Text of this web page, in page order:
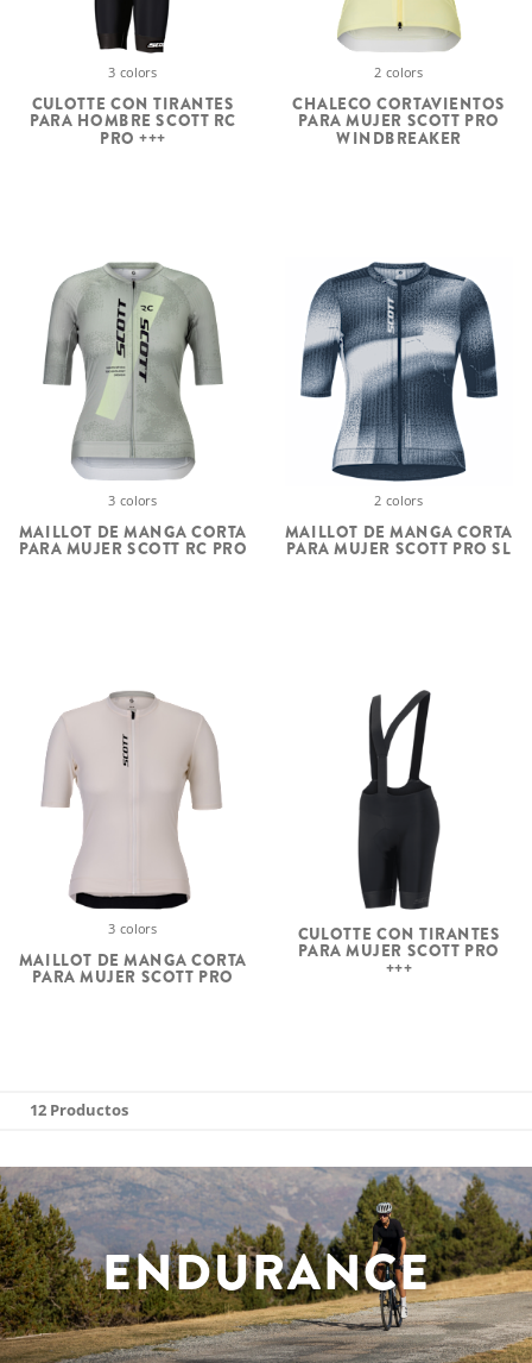
3 colors
CULOTTE CON TIRANTES
PARA HOMBRE SCOTT RC
PRO +++
2 colors
CHALECO CORTAVIENTOS
PARA MUJER SCOTT PRO
WINDBREAKER
3 colors
MAILLOT DE MANGA CORTA
PARA MUJER SCOTT RC PRO
2 colors
MAILLOT DE MANGA CORTA
PARA MUJER SCOTT PRO SL
3 colors
MAILLOT DE MANGA CORTA
PARA MUJER SCOTT PRO
CULOTTE CON TIRANTES
PARA MUJER SCOTT PRO
+++
12 Productos
ENDURANCE